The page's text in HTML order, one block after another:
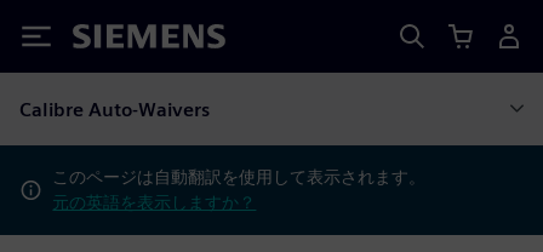
Siemens
Calibre Auto-Waivers
このページは自動翻訳を使用して表示されます。
元の英語を表示しますか？